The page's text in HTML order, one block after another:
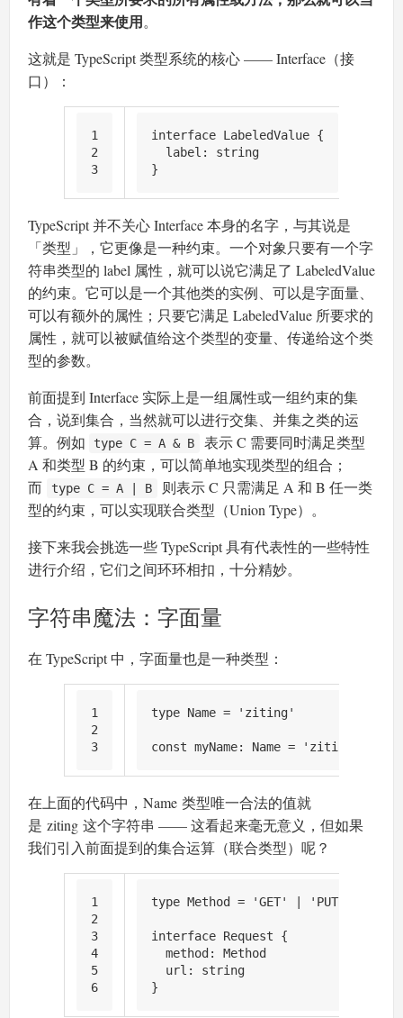
作这个类型来使用。
这就是 TypeScript 类型系统的核心 —— Interface（接
口）：
1
2
3
interface LabeledValue {
label : string
}
TypeScript 并不关心 Interface 本身的名字，与其说是
「类型」，它更像是一种约束。一个对象只要有一个字
符串类型的 label 属性，就可以说它满足了 LabeledValue
的约束。它可以是一个其他类的实例、可以是字面量、
可以有额外的属性；只要它满足 LabeledValue 所要求的
属性，就可以被赋值给这个类型的变量、传递给这个类
型的参数。
前面提到 Interface 实际上是一组属性或一组约束的集
合，说到集合，当然就可以进行交集、并集之类的运
算。例如
type C = A & B
表示 C 需要同时满足类型
A 和类型 B 的约束，可以简单地实现类型的组合；
而
type C = A | B
则表示 C 只需满足 A 和 B 任一类
型的约束，可以实现联合类型（Union Type）。
接下来我会挑选一些 TypeScript 具有代表性的一些特性
进行介绍，它们之间环环相扣，十分精妙。
字符串魔法：字面量
在 TypeScript 中，字面量也是一种类型：
1
2
3
type Name = 'ziting'
const myName: Name = 'ziting'
在上面的代码中，Name 类型唯一合法的值就
是 ziting 这个字符串 —— 这看起来毫无意义，但如果
我们引入前面提到的集合运算（联合类型）呢？
1
2
3
4
5
6
type Method = 'GET' 'PUT'
interface Request {
method : Method
url : string
}